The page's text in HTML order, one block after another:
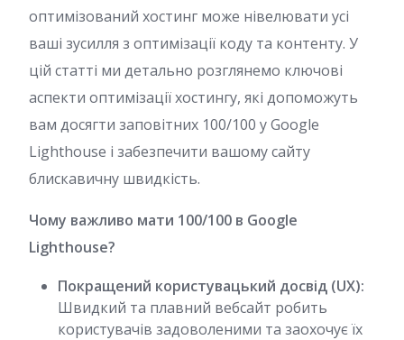
оптимізований хостинг може нівелювати усі
ваші зусилля з оптимізації коду та контенту. У
цій статті ми детально розглянемо ключові
аспекти оптимізації хостингу, які допоможуть
вам досягти заповітних 100/100 у Google
Lighthouse і забезпечити вашому сайту
блискавичну швидкість.
Чому важливо мати 100/100 в Google
Lighthouse?
Покращений користувацький досвід (UX):
Швидкий та плавний вебсайт робить
користувачів задоволеними та заохочує їх